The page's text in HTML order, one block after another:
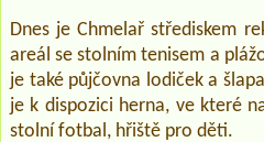
Dnes je Chmelař střediskem
areál se stolním tenisem a
je také půjčovna lodiček a
je k dispozici herna, ve které
stolní fotbal, hřiště pro děti.